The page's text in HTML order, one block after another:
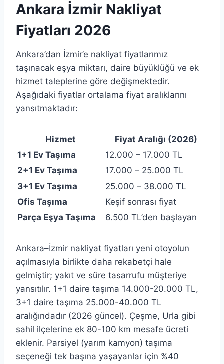
Ankara İzmir Nakliyat
Fiyatları 2026
Ankara’dan İzmir’e nakliyat fiyatlarımız
taşınacak eşya miktarı, daire büyüklüğü ve ek
hizmet taleplerine göre değişmektedir.
Aşağıdaki fiyatlar ortalama fiyat aralıklarını
yansıtmaktadır:
Hizmet
Fiyat Aralığı (2026)
1+1 Ev Taşıma
12.000 – 17.000 TL
2+1 Ev Taşıma
17.000 – 25.000 TL
3+1 Ev Taşıma
25.000 – 38.000 TL
Ofis Taşıma
Keşif sonrası fiyat
Parça Eşya Taşıma
6.500 TL’den başlayan
Ankara–İzmir nakliyat fiyatları yeni otoyolun
açılmasıyla birlikte daha rekabetçi hale
gelmiştir; yakıt ve süre tasarrufu müşteriye
yansıtılır. 1+1 daire taşıma 14.000-20.000 TL,
3+1 daire taşıma 25.000-40.000 TL
aralığındadır (2026 güncel). Çeşme, Urla gibi
sahil ilçelerine ek 80-100 km mesafe ücreti
eklenir. Parsiyel (yarım kamyon) taşıma
seçeneği tek başına yaşayanlar için %40